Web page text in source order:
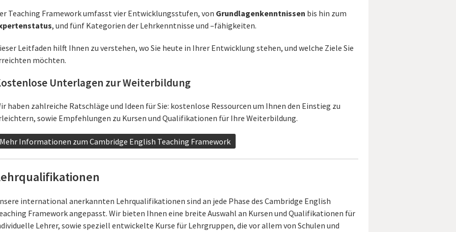
Teaching Framework umfasst vier Entwicklungsstufen, von Grundlagenkenntnissen bis hin zum
, und fünf Kategorien der Lehrkenntnisse und –fähigkeiten.
Leitfaden hilft Ihnen zu verstehen, wo Sie heute in Ihrer Entwicklung stehen, und welche Ziele Sie
möchten.
Unterlagen zur Weiterbildung
haben zahlreiche Ratschläge und Ideen für Sie: kostenlose Ressourcen um Ihnen den Einstieg zu
sowie Empfehlungen zu Kursen und Qualifikationen für Ihre Weiterbildung.
Mehr Informationen zum Cambridge English Teaching Framework
international anerkannten Lehrqualifikationen sind an jede Phase des Cambridge English
Framework angepasst. Wir bieten Ihnen eine breite Auswahl an Kursen und Qualifikationen für
Lehrer, sowie speziell entwickelte Kurse für Lehrgruppen, die vor allem von Schulen und